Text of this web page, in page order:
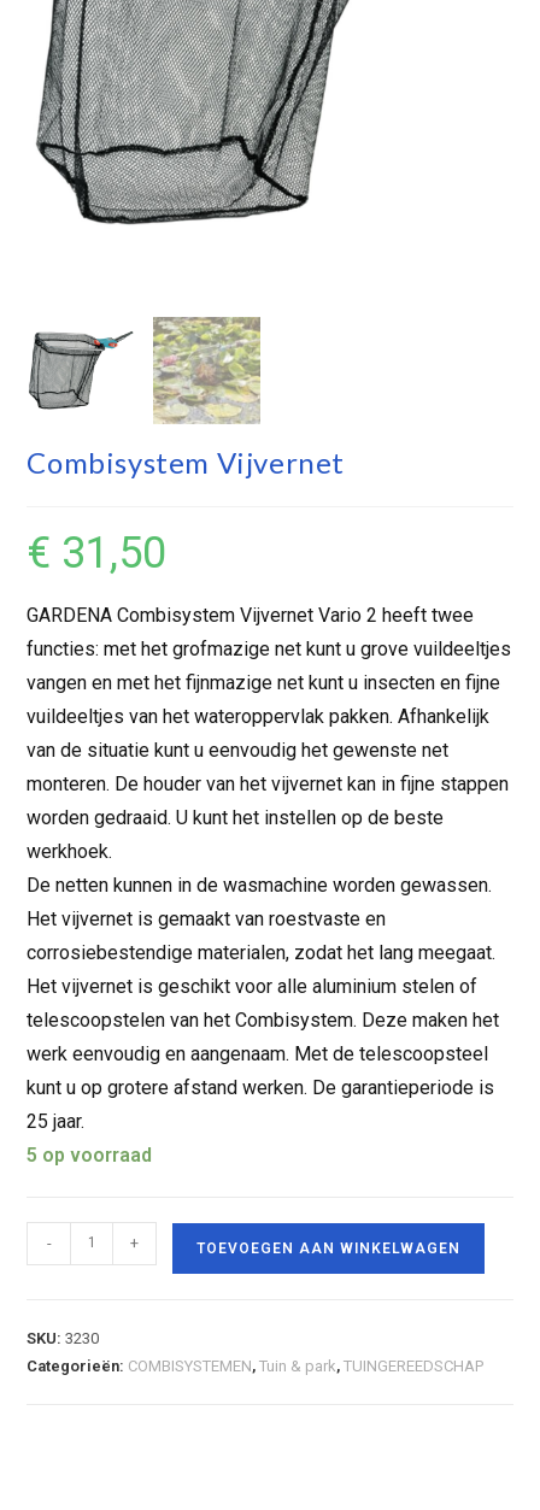
Combisystem Vijvernet
€ 31,50
GARDENA Combisystem Vijvernet Vario 2 heeft twee
functies: met het grofmazige net kunt u grove vuildeeltjes
vangen en met het fijnmazige net kunt u insecten en fijne
vuildeeltjes van het wateroppervlak pakken. Afhankelijk
van de situatie kunt u eenvoudig het gewenste net
monteren. De houder van het vijvernet kan in fijne stappen
worden gedraaid. U kunt het instellen op de beste
werkhoek.
De netten kunnen in de wasmachine worden gewassen.
Het vijvernet is gemaakt van roestvaste en
corrosiebestendige materialen, zodat het lang meegaat.
Het vijvernet is geschikt voor alle aluminium stelen of
telescoopstelen van het Combisystem. Deze maken het
werk eenvoudig en aangenaam. Met de telescoopsteel
kunt u op grotere afstand werken. De garantieperiode is
25 jaar.
5 op voorraad
- + TOEVOEGEN AAN WINKELWAGEN
SKU:3230
Categorieën: COMBISYSTEMEN,Tuin & park,TUINGEREEDSCHAP